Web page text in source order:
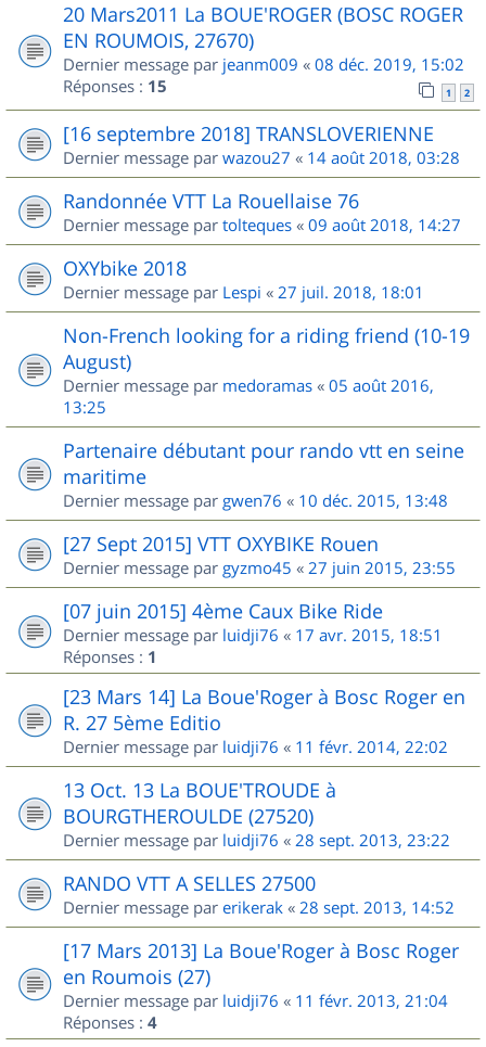
20 Mars2011 La BOUE'ROGER (BOSC ROGER
EN ROUMOIS, 27670)
Dernier message par jeanm009 « 08 déc. 2019, 15:02
Réponses : 15 1 2
[16 septembre 2018] TRANSLOVERIENNE
Dernier message par wazou27 « 14 août 2018, 03:28
Randonnée VTT La Rouellaise 76
Dernier message par tolteques « 09 août 2018, 14:27
OXYbike 2018
Dernier message par Lespi « 27 juil. 2018, 18:01
Non-French looking for a riding friend (10-19
August)
Dernier message par medoramas « 05 août 2016,
13:25
Partenaire débutant pour rando vtt en seine
maritime
Dernier message par gwen76 « 10 déc. 2015, 13:48
[27 Sept 2015] VTT OXYBIKE Rouen
Dernier message par gyzmo45 « 27 juin 2015, 23:55
[07 juin 2015] 4ème Caux Bike Ride
Dernier message par luidji76 « 17 avr. 2015, 18:51
Réponses : 1
[23 Mars 14] La Boue'Roger à Bosc Roger en
R. 27 5ème Editio
Dernier message par luidji76 « 11 févr. 2014, 22:02
13 Oct. 13 La BOUE'TROUDE à
BOURGTHEROULDE (27520)
Dernier message par luidji76 « 28 sept. 2013, 23:22
RANDO VTT A SELLES 27500
Dernier message par erikerak « 28 sept. 2013, 14:52
[17 Mars 2013] La Boue'Roger à Bosc Roger
en Roumois (27)
Dernier message par luidji76 « 11 févr. 2013, 21:04
Réponses : 4